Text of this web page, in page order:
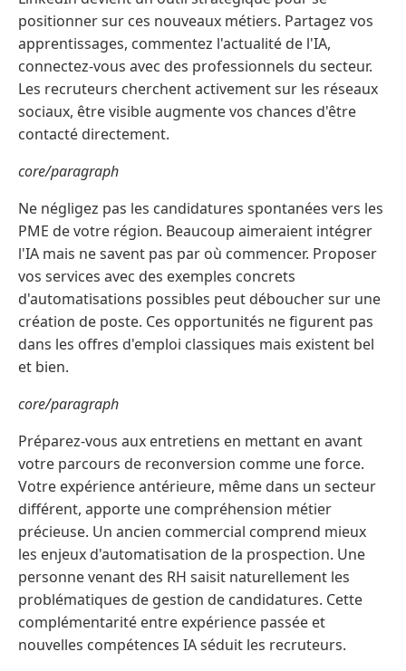
positionner sur ces nouveaux métiers. Partagez vos
apprentissages, commentez l'actualité de l'IA,
connectez-vous avec des professionnels du secteur.
Les recruteurs cherchent activement sur les réseaux
sociaux, être visible augmente vos chances d'être
contacté directement.
core/paragraph
Ne négligez pas les candidatures spontanées vers les
PME de votre région. Beaucoup aimeraient intégrer
l'IA mais ne savent pas par où commencer. Proposer
vos services avec des exemples concrets
d'automatisations possibles peut déboucher sur une
création de poste. Ces opportunités ne figurent pas
dans les offres d'emploi classiques mais existent bel
et bien.
core/paragraph
Préparez-vous aux entretiens en mettant en avant
votre parcours de reconversion comme une force.
Votre expérience antérieure, même dans un secteur
différent, apporte une compréhension métier
précieuse. Un ancien commercial comprend mieux
les enjeux d'automatisation de la prospection. Une
personne venant des RH saisit naturellement les
problématiques de gestion de candidatures. Cette
complémentarité entre expérience passée et
nouvelles compétences IA séduit les recruteurs.